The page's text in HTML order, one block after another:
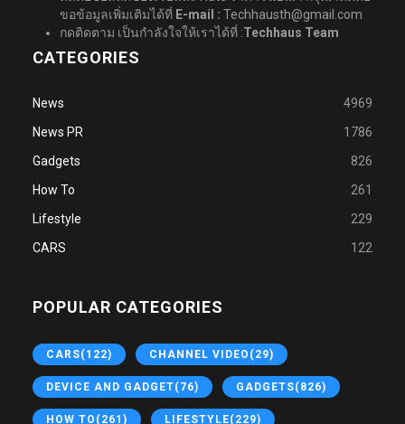
ขอข้อมูลเพิ่มเติมได้ที่ E-mail : Techhausth@gmail.com
กดติดตาม เป็นกำลังใจให้เราได้ที่ :Techhaus Team
CATEGORIES
News
4969
News PR
1786
Gadgets
826
How To
261
Lifestyle
229
CARS
122
POPULAR CATEGORIES
CARS(122) CHANNEL VIDEO (29)
DEVICE AND GADGET(76) GADGETS(826)
HOW TO (261) LIFESTYLE(229)